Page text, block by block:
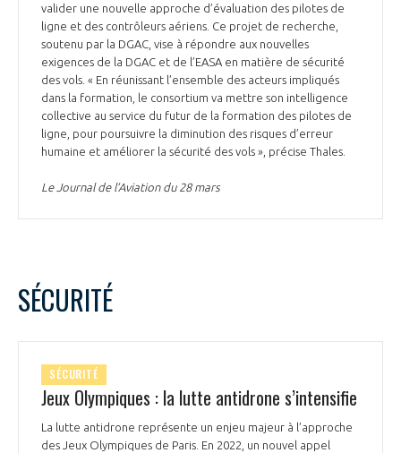
NOS RÉSEAUX À L'INTERNATIONAL
COMITÉ AERO PME
STARTAIR
COMMISSIONS ET COMITÉS
LES PROGRAMMES DU GIFAS
UN ÉCOSYSTÈME INTÉGRÉ ET COHÉRENT
POURQUOI DEVENIR MEMBRE ?
LA MÉDIATION
LA MÉDIATION DANS LA FILIÈRE AÉRONAUTIQUE ET SPATIALE
LE MÉDIATEUR DE LA FILIÈRE AÉRONAUTIQUE ET SPATIALE
MÉDIATION ET CHARTE D’ENGAGEMENT SUR LES RELATIONS ENTRE
PRENDRE CONTACT AVEC LE MÉDIATEUR DE LA FILIÈRE
LE SALON DU BOURGET
L'OBSERVATOIRE
CHIFFRES CLÉS
LES ENJEUX
EMPLOI & FORMATION
ENVIRONNEMENT
LES PUBLICATIONS
DOCUMENTS & BROCHURES
RAPPORTS D'ACTIVITÉS
valider une nouvelle approche d’évaluation des pilotes de
ligne et des contrôleurs aériens. Ce projet de recherche,
soutenu par la DGAC, vise à répondre aux nouvelles
exigences de la DGAC et de l’EASA en matière de sécurité
des vols. « En réunissant l’ensemble des acteurs impliqués
dans la formation, le consortium va mettre son intelligence
collective au service du futur de la formation des pilotes de
ligne, pour poursuivre la diminution des risques d’erreur
humaine et améliorer la sécurité des vols », précise Thales.
Le Journal de l’Aviation du 28 mars
SÉCURITÉ
SÉCURITÉ
Jeux Olympiques : la lutte antidrone s’intensifie
La lutte antidrone représente un enjeu majeur à l’approche
des Jeux Olympiques de Paris. En 2022, un nouvel appel
Découvrez les avantages d'adhérer au GIFAS.
Rencontres, salons, données sectorielles,
programmes ...
DEMANDE D’ADHÉSION